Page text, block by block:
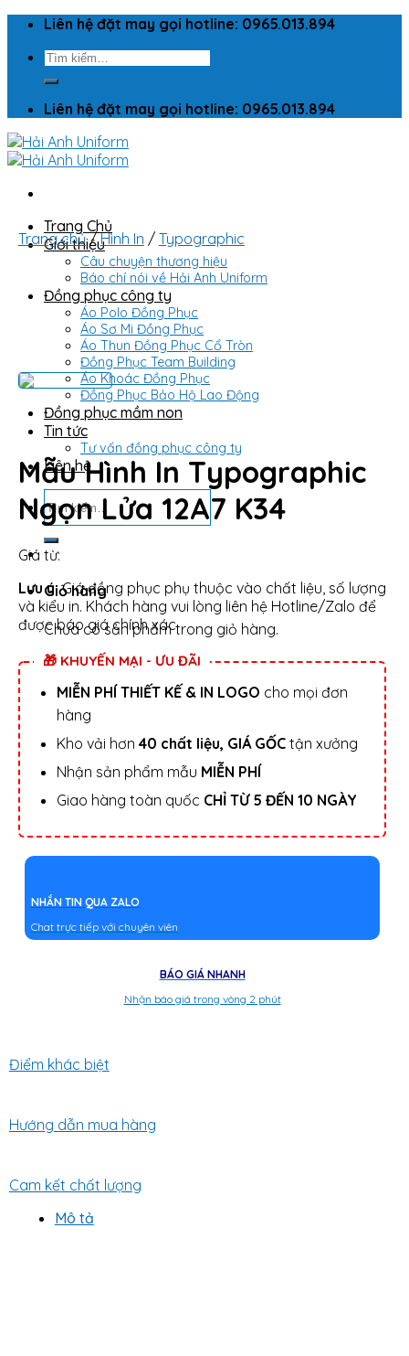
Skip
content
Liên hệ đặt may gọi hotline: 0965.013.894
Tìm
kiếm:
Liên hệ đặt may gọi hotline: 0965.013.894
Trang Chủ
Giới thiệu
Câu chuyện thương hiệu
Báo chí nói về Hải Anh Uniform
Đồng phục công ty
Áo Polo Đồng Phục
Áo Sơ Mi Đồng Phục
Áo Thun Đồng Phục Cổ Tròn
Đồng Phục Team Building
Áo Khoác Đồng Phục
Đồng Phục Bảo Hộ Lao Động
Đồng phục mầm non
Tin tức
Tư vấn đồng phục công ty
Liên hệ
kiếm:
Giỏ hàng
Chưa có sản phẩm trong giỏ hàng.
Trang chủ / Hình In / Typographic
Mẫu Hình In Typographic
Ngọn Lửa 12A7 K34
Giá từ:
Lưu ý:Giá đồng phục phụ thuộc vào chất liệu, số lượng
và kiểu in. Khách hàng vui lòng liên hệ Hotline/Zalo để
được báo giá chính xác.
🎁 KHUYẾN MẠI - ƯU ĐÃI
MIỄN PHÍ THIẾT KẾ & IN LOGO cho mọi đơn
hàng
Kho vải hơn 40 chất liệu, GIÁ GỐCtận xưởng
Nhận sản phẩm mẫu MIỄN PHÍ
Giao hàng toàn quốc CHỈ TỪ 5 ĐẾN 10 NGÀY
NHẮN TIN QUA ZALO
Chat trực tiếp với chuyên viên
BÁO GIÁ NHANH
Nhận báo giá trong vòng 2 phút
Điểm khác biệt
Hướng dẫn mua hàng
Cam kết chất lượng
Mô tả